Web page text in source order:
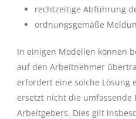
rechtzeitige Abführung
ordnungsgemäße
In einigen Modellen können
auf den Arbeitnehmer
erfordert eine solche Lösung
ersetzt nicht die umfassende
Arbeitgebers. Dies gilt